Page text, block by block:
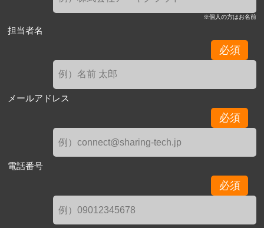
※個人の方はお名前
担当者名
必須
メールアドレス
必須
電話番号
必須